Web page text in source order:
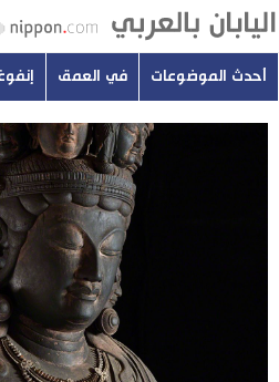
أحدث الموضوعات في العمق